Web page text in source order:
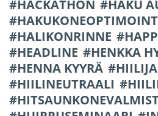
HACKATHON
HAKU
HALIKONRINNE
HEADLINE
HENKKA
HENNA KYYRÄ
HIILINEUTRAALI